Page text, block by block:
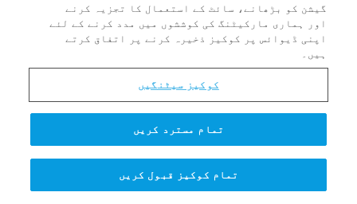
ہمارے لٸے مسیح کی محبّت کا پیغام ’’غُلامی سے رہاٸی‘‘ کے لٸے!
ہمارے لٸے مسیح کی محبّت کا پیغام ’’غُلامی سے رہاٸی‘‘ کے لٸے!
گیشن کو بڑھانے، سائٹ کے استعمال کا تجزیہ کرنے
اور ہماری مارکیٹنگ کی کوششوں میں مدد کرنے کے لئے
اپنی ڈیوائس پر کوکیز ذخیرہ کرنے پر اتفاق کرتے
ہیں۔
کوکیز سیٹنگیں
تمام مسترد کریں
تمام کوکیز قبول کریں